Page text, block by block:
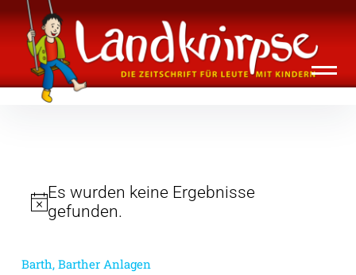
Inhalte
überspringen
Landknirpse – Die Zeitschrift für Leute
mit Kindern
Es wurden keine Ergebnisse
gefunden.
Barth, Barther Anlagen